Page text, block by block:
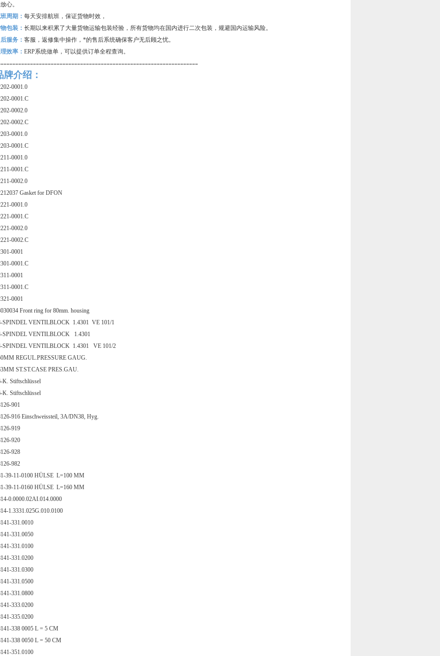
心。
周期： 每天安排航班，保证货物时效，
包装： 长期以来积累了大量货物运输包装经验，所有货物均在国内进行二次包装，规避国内运输风险。
服务： 客服，返修集中操作，*的售后系统确保客户无后顾之忧。
效率： ERP系统做单，可以提供订单全程查询。
牌介绍：
0001.0
0001.C
0002.0
0002.C
0001.0
0001.C
0001.0
0001.C
0002.0
Gasket for DFON
0001.0
0001.C
0002.0
0002.C
0001
0001.C
0001
0001.C
0001
Front ring for 80mm. housing
SPINDEL VENTILBLOCK 1.4301 VE 101/1
SPINDEL VENTILBLOCK 1.4301
SPINDEL VENTILBLOCK 1.4301 VE 101/2
REGUL.PRESSURE GAUG.
ST.ST.CASE PRES.GAU.
K. Stiftschlüssel
K. Stiftschlüssel
901
916 Einschweissteil, 3A/DN38, Hyg.
919
920
928
982
39-11-0100 HÜLSE L=100 MM
39-11-0160 HÜLSE L=160 MM
0.0000.02AI.014.0000
1.3331.025G.010.0100
331.0010
331.0050
331.0100
331.0200
331.0300
331.0500
331.0800
333.0200
335.0200
338 0005 L = 5 CM
338 0050 L = 50 CM
351.0100